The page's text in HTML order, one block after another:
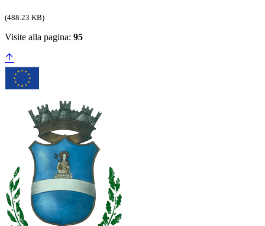
(488.23 KB)
Visite alla pagina: 95